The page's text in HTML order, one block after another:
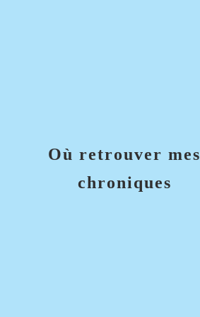
Où retrouver mes
chroniques